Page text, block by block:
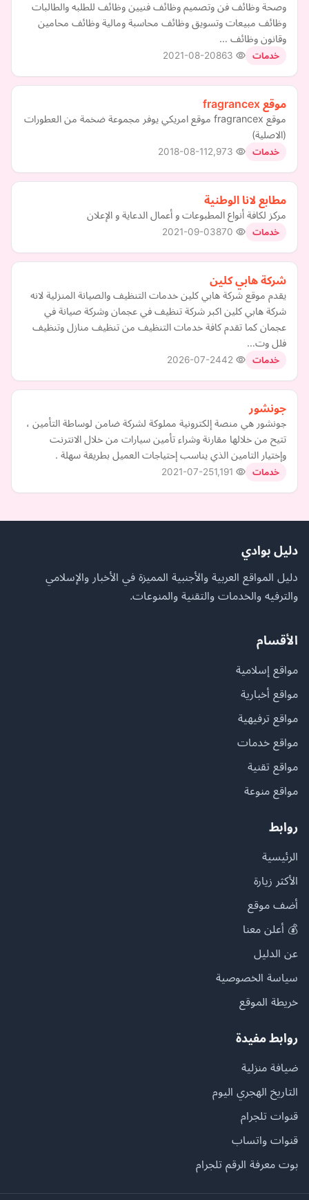
وصحة وظائف فن وتصميم وظائف فنيين وظائف للطلبه والطالبات
وظائف مبيعات وتسويق وظائف محاسبة ومالية وظائف محامين
وقانون وظائف …
خدمات 2021-08-20
موقع fragrancex
موقع fragrancex موقع امريكي يوفر مجموعة ضخمة من العطورات
(الاصلية)
خدمات 2018-08-11
مطابع لانا الوطنية
مركز لكافة أنواع المطبوعات و أعمال الدعاية و الإعلان
خدمات 2021-09-03
شركة هابي كلين
يقدم موقع شركة هابي كلين خدمات التنظيف والصيانة المنزلية لانه
شركة هابي كلين اكبر شركة تنظيف في عجمان وشركة صيانة في
عجمان كما تقدم كافة خدمات التنظيف من تنظيف منازل وتنظيف
فلل وت…
خدمات 2026-07-24
جونشور
جونشور هي منصة إلكترونية مملوكة لشركة ضامن لوساطة التأمين ،
تتيح من خلالها مقارنة وشراء تأمين سيارات من خلال الانترنت
وإختيار التامين الذي يناسب إحتياجات العميل بطريقة سهلة .
خدمات 2021-07-25
دليل بوادي
دليل المواقع العربية والأجنبية المميزة في الأخبار والإسلامي
والترفيه والخدمات والتقنية والمنوعات.
الأقسام
مواقع إسلامية
مواقع أخبارية
مواقع ترفيهية
مواقع خدمات
مواقع تقنية
مواقع منوعة
روابط
الرئيسية
الأكثر زيارة
أضف موقع
💰 أعلن معنا
عن الدليل
سياسة الخصوصية
خريطة الموقع
روابط مفيدة
ضيافة منزلية
التاريخ الهجري اليوم
قنوات تلجرام
قنوات واتساب
بوت معرفة الرقم تلجرام